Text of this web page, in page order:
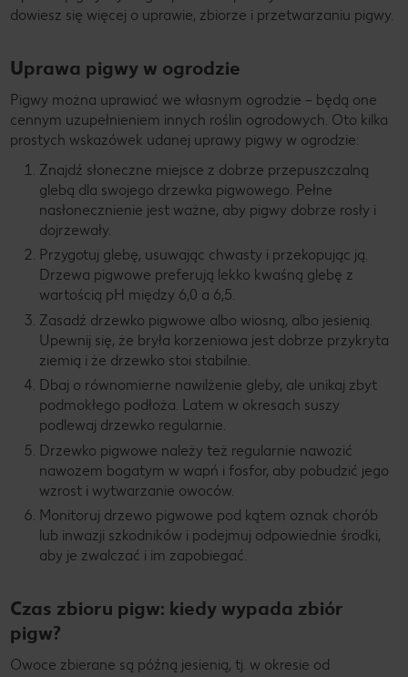
dowiesz się więcej o uprawie, zbiorze i przetwarzaniu pigwy.
Uprawa pigwy w ogrodzie
Pigwy można uprawiać we własnym ogrodzie – będą one
cennym uzupełnieniem innych roślin ogrodowych. Oto kilka
prostych wskazówek udanej uprawy pigwy w ogrodzie:
Znajdź słoneczne miejsce z dobrze przepuszczalną
glebą dla swojego drzewka pigwowego. Pełne
nasłonecznienie jest ważne, aby pigwy dobrze rosły i
dojrzewały.
Przygotuj glebę, usuwając chwasty i przekopując ją.
Drzewa pigwowe preferują lekko kwaśną glebę z
wartością pH między 6,0 a 6,5.
Zasadź drzewko pigwowe albo wiosną, albo jesienią.
Upewnij się, że bryła korzeniowa jest dobrze przykryta
ziemią i że drzewko stoi stabilnie.
Dbaj o równomierne nawilżenie gleby, ale unikaj zbyt
podmokłego podłoża. Latem w okresach suszy
podlewaj drzewko regularnie.
Drzewko pigwowe należy też regularnie nawozić
nawozem bogatym w wapń i fosfor, aby pobudzić jego
wzrost i wytwarzanie owoców.
Monitoruj drzewo pigwowe pod kątem oznak chorób
lub inwazji szkodników i podejmuj odpowiednie środki,
aby je zwalczać i im zapobiegać.
Czas zbioru pigw: kiedy wypada zbiór
pigw?
Owoce zbierane są późną jesienią, tj. w okresie od